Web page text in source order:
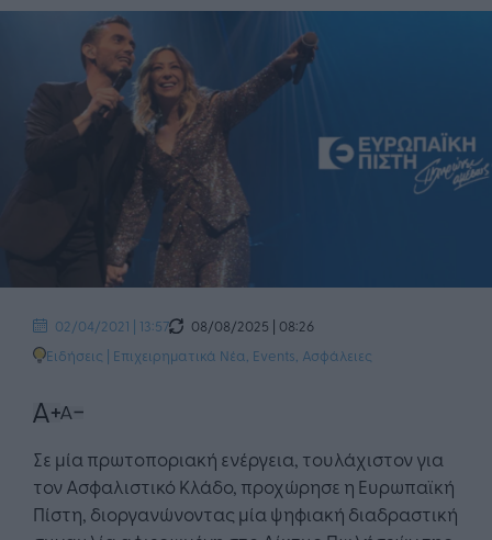
02/04/2021 | 13:57
08/08/2025 | 08:26
Ειδήσεις | Επιχειρηματικά Νέα Events Ασφάλειες
Σε μία πρωτοποριακή ενέργεια, τουλάχιστον για
τον Ασφαλιστικό Κλάδο, προχώρησε η Ευρωπαϊκή
Πίστη, διοργανώνοντας μία ψηφιακή διαδραστική